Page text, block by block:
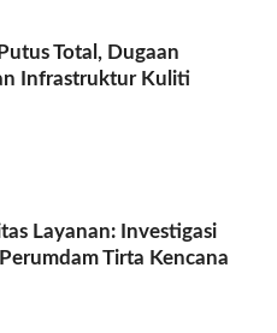
Total, Dugaan
Infrastruktur Kuliti
Layanan: Investigasi
Tirta Kencana